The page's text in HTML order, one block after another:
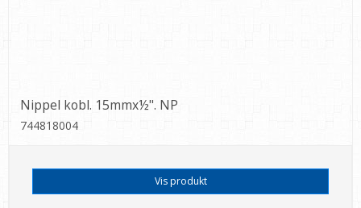
Nippel kobl. 15mmx½". NP
744818004
Vis produkt